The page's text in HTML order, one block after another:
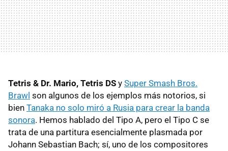
Tetris & Dr. Mario, Tetris DS y Super Smash Bros.
Brawl son algunos de los ejemplos más notorios, si
bien Tanaka no solo miró a Rusia para crear la banda
sonora. Hemos hablado del Tipo A, pero el Tipo C se
trata de una partitura esencialmente plasmada por
Johann Sebastian Bach; sí, uno de los compositores